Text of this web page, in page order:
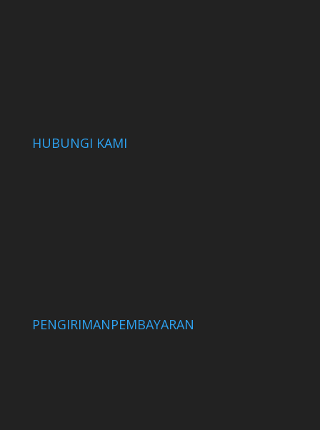
HUBUNGI KAMI
PENGIRIMANPEMBAYARAN